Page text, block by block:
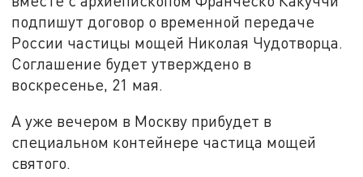
подпишут договор о временной передаче
России частицы мощей Николая Чудотворца.
Соглашение будет утверждено в
воскресенье, 21 мая.
А уже вечером в Москву прибудет в
специальном контейнере частица мощей
святого.